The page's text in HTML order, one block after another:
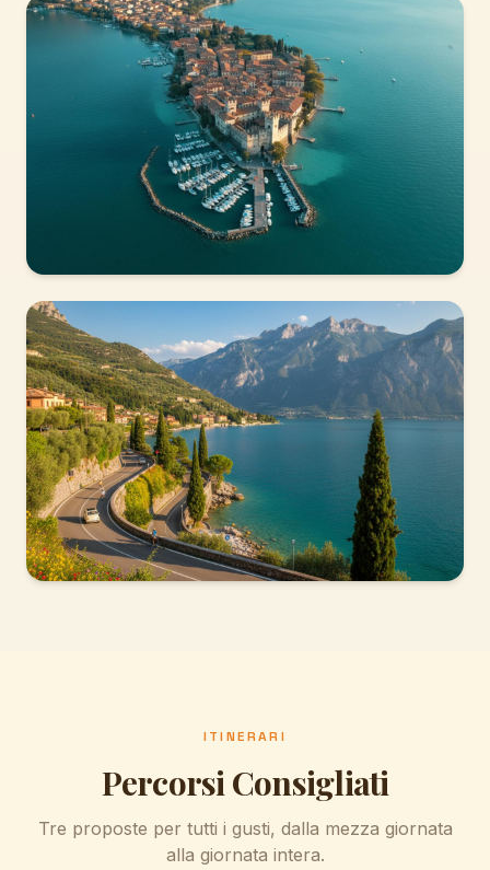
Peschiera del Garda
Città fortezza patrimonio UNESCO, vivace e piena di
15 MIN DA PESCHIERA
Sirmione
La penisola più suggestiva del lago, con terme,
castello e grotte di Catullo.
ITINERARI
Percorsi Consigliati
Tre proposte per tutti i gusti, dalla mezza giornata
alla giornata intera.